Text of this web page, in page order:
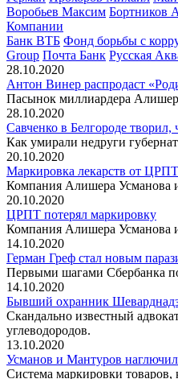
Воробьев Максим Бортников
Компании
Банк ВТБ Фонд борьбы с
Group Почта Банк Русская
28.10.2020
Антон Винер распродаст
Пасынок миллиардера
28.10.2020
Савченко в Белгороде творил,
Как умирали недруги
20.10.2020
Маркировка лекарств от
Компания Алишера Усманова и
20.10.2020
ЦРПТ потерял маркировку
Компания Алишера Усманова
14.10.2020
Герман Греф стал новым
Первыми шагами Сбербанка
14.10.2020
Бывший охранник
Скандально известный
углеводородов.
13.10.2020
Усманов и Мантуров
Система маркировки товаров,